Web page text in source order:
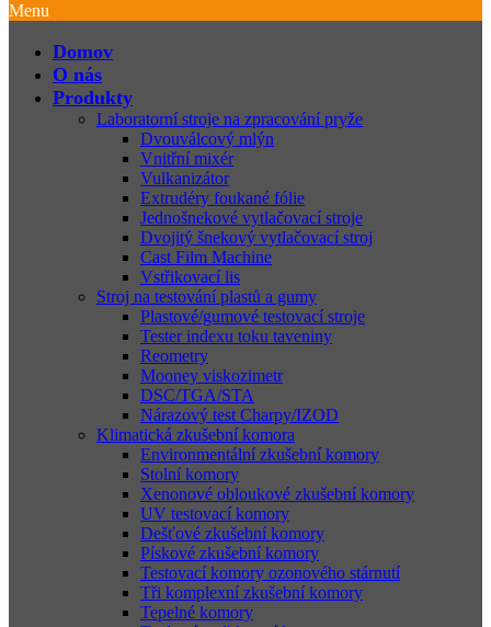
Menu
Domov
O nás
Produkty
Laboratorní stroje na zpracování pryže
Dvouválcový mlýn
Vnitřní mixér
Vulkanizátor
Extrudéry foukané fólie
Jednošnekové vytlačovací stroje
Dvojitý šnekový vytlačovací stroj
Cast Film Machine
Vstřikovací lis
Stroj na testování plastů a gumy
Plastové/gumové testovací stroje
Tester indexu toku taveniny
Reometry
Mooney viskozimetr
DSC/TGA/STA
Nárazový test Charpy/IZOD
Klimatická zkušební komora
Environmentální zkušební komory
Stolní komory
Xenonové obloukové zkušební komory
UV testovací komory
Dešťové zkušební komory
Pískové zkušební komory
Testovací komory ozonového stárnutí
Tři komplexní zkušební komory
Tepelné komory